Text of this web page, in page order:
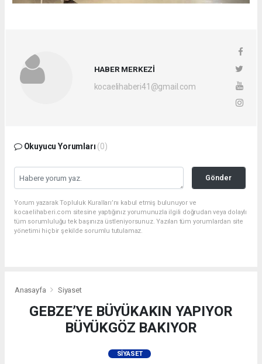
HABER MERKEZİ
kocaelihaberi41@gmail.com
Okuyucu Yorumları (0)
Gönder
Yorum yazarak Topluluk Kuralları’nı kabul etmiş bulunuyor ve
kocaelihaberi.com sitesine yaptığınız yorumunuzla ilgili doğrudan veya dolaylı
tüm sorumluluğu tek başınıza üstleniyorsunuz. Yazılan tüm yorumlardan site
yönetimi hiçbir şekilde sorumlu tutulamaz.
Anasayfa Siyaset
GEBZE’YE BÜYÜKAKIN YAPIYOR
BÜYÜKGÖZ BAKIYOR
SIYASET